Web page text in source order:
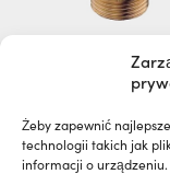
Żeby zapewnić
technologii takich jak
informacji o
Końcówka węża Guidi
Connector Male,
1/4″ G (BSP)
węża 32 mm (1 1/4″)